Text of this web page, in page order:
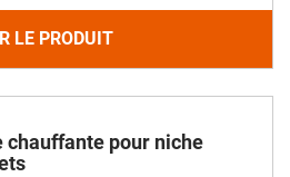
LE PRODUIT
chauffante pour niche